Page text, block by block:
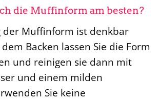
die Muffinform am besten?
der Muffinform ist denkbar
Backen lassen Sie die Form
und reinigen sie dann mit
und einem milden
Sie keine